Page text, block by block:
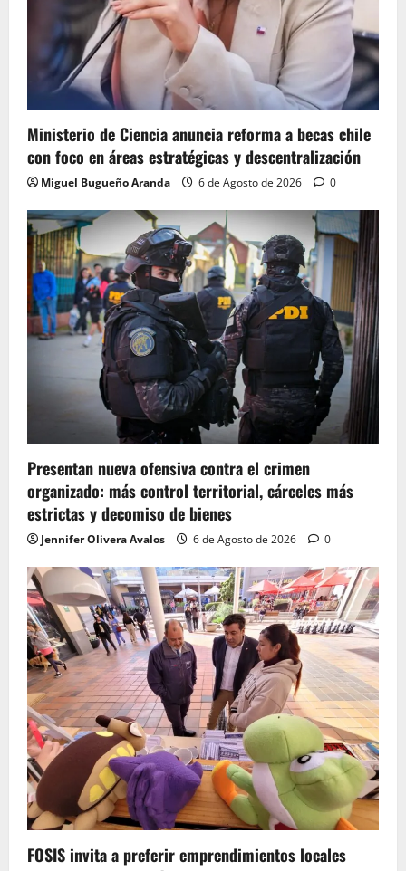
Ministerio de Ciencia anuncia reforma a becas chile
con foco en áreas estratégicas y descentralización
Miguel Bugueño Aranda 6 de Agosto de 2026 0
Presentan nueva ofensiva contra el crimen
organizado: más control territorial, cárceles más
estrictas y decomiso de bienes
Jennifer Olivera Avalos 6 de Agosto de 2026 0
FOSIS invita a preferir emprendimientos locales